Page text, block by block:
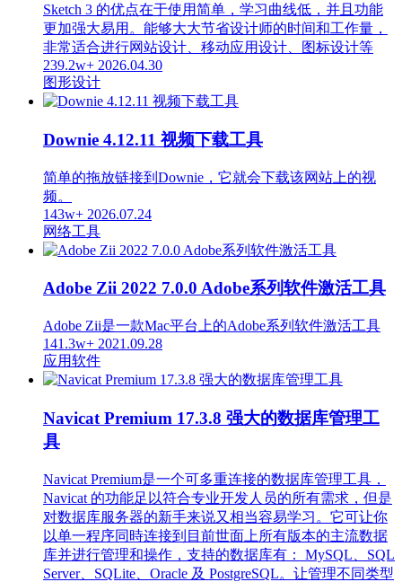
Sketch 3 的优点在于使用简单，学习曲线低，并且功能
更加强大易用。能够大大节省设计师的时间和工作量，
非常适合进行网站设计、移动应用设计、图标设计等
239.2w+ 2026.04.30
图形设计
Downie 4.12.11 视频下载工具
简单的拖放链接到Downie，它就会下载该网站上的视
频。
143w+ 2026.07.24
网络工具
Adobe Zii 2022 7.0.0 Adobe系列软件激活工具
Adobe Zii是一款Mac平台上的Adobe系列软件激活工具
141.3w+ 2021.09.28
应用软件
Navicat Premium 17.3.8 强大的数据库管理工
具
Navicat Premium是一个可多重连接的数据库管理工具，
Navicat 的功能足以符合专业开发人员的所有需求，但是
对数据库服务器的新手来说又相当容易学习。它可让你
以单一程序同時连接到目前世面上所有版本的主流数据
库并进行管理和操作，支持的数据库有： MySQL、SQL
Server、SQLite、Oracle 及 PostgreSQL。让管理不同类型